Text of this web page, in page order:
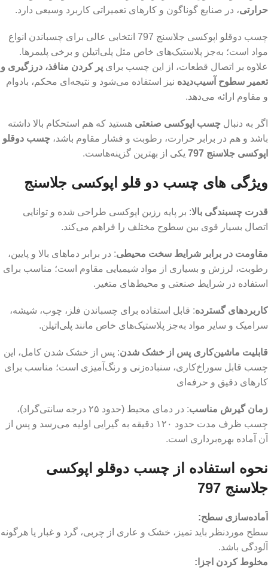
حرارتی، در صنایع گوناگون و کارهای تعمیراتی کاربرد وسیعی دارد.
چسب دوقلو اپوکسی جلاسنج 797 انتخابی عالی برای چسباندن انواع
مواد است؛ به‌جز پلاستیک‌های خاص مثل پلی‌اتیلن و برخی پلیمرها.
علاوه بر اتصال قطعات، از این چسب برای پر کردن منافذ، درزگیری و
تعمیر سطوح آسیب‌دیده نیز استفاده می‌شود و نتیجه‌ای محکم، بادوام
و مقاوم ارائه می‌دهد.
اگر به دنبال چسب اپوکسی صنعتی هستید که هم استحکام بالا داشته
باشد و هم در برابر حرارت، رطوبت و فشار مقاوم باشد، چسب دوقلو
اپوکسی جلاسنج 797
یکی از بهترین گزینه‌هاست.
ویژگی های چسب دو قلو اپوکسی جلاسنج
قدرت چسبندگی بالا: بر پایه رزین اپوکسی طراحی شده و توانایی
اتصال بسیار قوی بین سطوح مختلف را فراهم می‌کند.
مقاومت در برابر شرایط سخت محیطی: در برابر دماهای بالا و پایین،
رطوبت، لرزش و بسیاری از مواد شیمیایی مقاوم است؛ مناسب برای
استفاده در شرایط صنعتی و محیط‌های متغیر.
کاربردهای گسترده: قابل استفاده برای چسباندن فلز، چوب، شیشه،
سرامیک و سایر مواد به‌جز پلاستیک‌های خاص مانند پلی‌اتیلن.
قابلیت ماشین‌کاری پس از خشک شدن: پس از خشک شدن کامل، این
چسب قابل سوراخ‌کاری، سنباده‌زنی و رنگ‌آمیزی است؛ مناسب برای
کارهای دقیق و حرفه‌ای
زمان گیرش مناسب
: در دمای محیط (حدود ۲۵ درجه سانتی‌گراد)،
چسب ظرف مدت حدود ۱۲۰ دقیقه به گیرایی اولیه می‌رسد و پس از
آن آماده بهره‌برداری است.
نحوه استفاده از چسب دوقلو اپوکسی
جلاسنج 797
آماده‌سازی سطح:
سطح موردنظر باید تمیز، خشک و عاری از چربی، گرد و غبار یا هرگونه
آلودگی باشد.
مخلوط کردن اجزا :